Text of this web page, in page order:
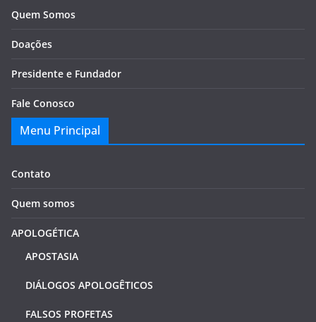
Quem Somos
Doações
Presidente e Fundador
Fale Conosco
Menu Principal
Contato
Quem somos
APOLOGÉTICA
APOSTASIA
DIÁLOGOS APOLOGÊTICOS
FALSOS PROFETAS